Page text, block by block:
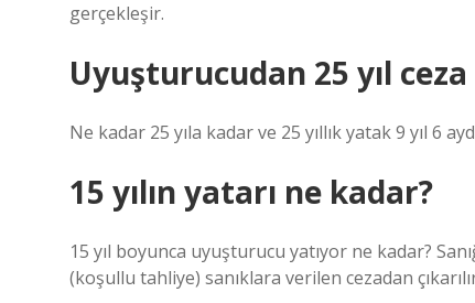
gerçekleşir.
Uyuşturucudan 25 yıl
Ne kadar 25 yıla kadar ve 25 yıllık yatak 9 yıl 6
15 yılın yatarı ne kadar?
15 yıl boyunca uyuşturucu yatıyor ne kadar?
(koşullu tahliye) sanıklara verilen cezadan